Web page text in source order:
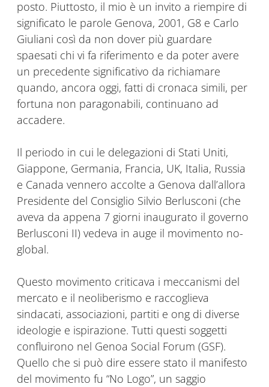
posto. Piuttosto, il mio è un invito a riempire di
significato le parole Genova, 2001, G8 e Carlo
Giuliani così da non dover più guardare
spaesati chi vi fa riferimento e da poter avere
un precedente significativo da richiamare
quando, ancora oggi, fatti di cronaca simili, per
fortuna non paragonabili, continuano ad
accadere.
Il periodo in cui le delegazioni di Stati Uniti,
Giappone, Germania, Francia, UK, Italia, Russia
e Canada vennero accolte a Genova dall’allora
Presidente del Consiglio Silvio Berlusconi (che
aveva da appena 7 giorni inaugurato il governo
Berlusconi II) vedeva in auge il movimento no-
global.
Questo movimento criticava i meccanismi del
mercato e il neoliberismo e raccoglieva
sindacati, associazioni, partiti e ong di diverse
ideologie e ispirazione. Tutti questi soggetti
confluirono nel Genoa Social Forum (GSF).
Quello che si può dire essere stato il manifesto
del movimento fu “No Logo”, un saggio